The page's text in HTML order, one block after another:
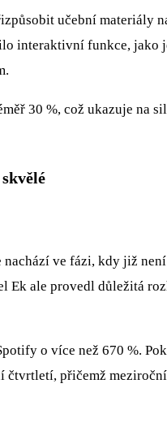
učební materiály
interaktivní funkce,
30 %, což ukazuje na
ve fázi, kdy již
Ek ale provedl důležitá
o více než 670 %.
přičemž